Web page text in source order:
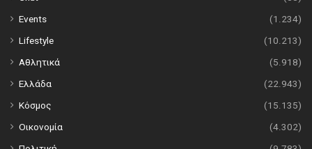
Events
(1.234)
Lifestyle
(10.213)
Αθλητικά
(5.918)
Ελλάδα
(22.943)
Κόσμος
(15.135)
Οικονομία
(4.302)